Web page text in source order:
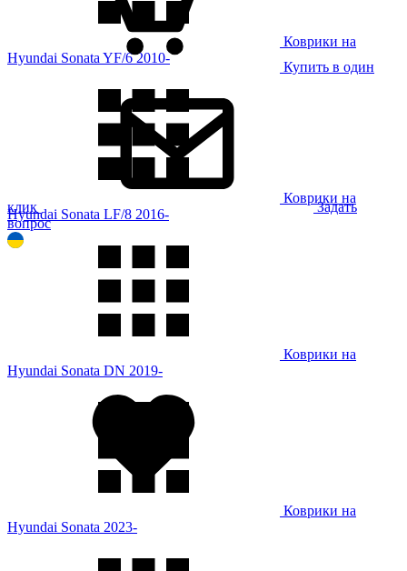
Коврики на
Hyundai Sonata YF/6 2010-
Коврики на
Hyundai Sonata LF/8 2016-
Коврики на
Hyundai Sonata DN 2019-
Коврики на
Hyundai Sonata 2023-
Купить в один
клик
Задать
вопрос